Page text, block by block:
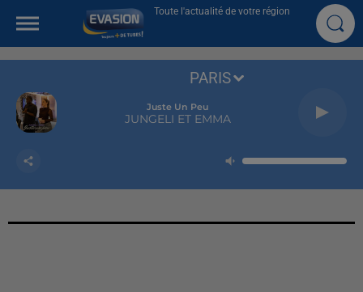
Toute l'actualité de votre région
Juste Un Peu
JUNGELI ET EMMA
PARIS